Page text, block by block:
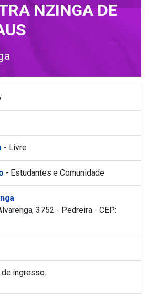
NZINGA DE
- Livre
- Estudantes e Comunidade
3752 - Pedreira - CEP:
ingresso.